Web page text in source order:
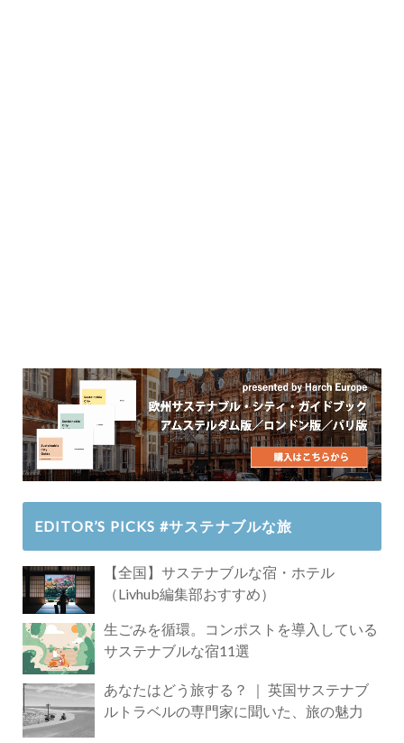
EDITOR’S PICKS #サステナブルな旅
【全国】サステナブルな宿・ホテル
（Livhub編集部おすすめ）
生ごみを循環。コンポストを導入している
サステナブルな宿11選
あなたはどう旅する？ ｜ 英国サステナブ
ルトラベルの専門家に聞いた、旅の魅力